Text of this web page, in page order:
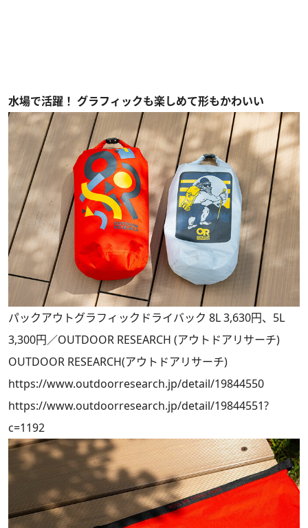
水場で活躍！ グラフィックも楽しめて形もかわいい
パックアウトグラフィックドライバック 8L 3,630円、5L
3,300円／OUTDOOR RESEARCH (アウトドアリサーチ)
OUTDOOR RESEARCH(アウトドアリサーチ)
https://www.outdoorresearch.jp/detail/19844550
https://www.outdoorresearch.jp/detail/19844551?
c=1192